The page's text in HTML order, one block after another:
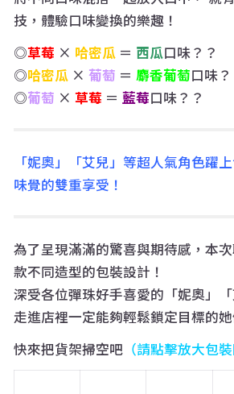
技，體驗口味變換的樂趣！
◎草莓 × 哈密瓜＝ 西瓜口味？？
◎哈密瓜× 葡萄 ＝ 麝香葡萄口味？
◎葡萄 × 草莓 ＝ 藍莓口味？？
「妮奧」「艾兒」等超人氣角色躍
味覺的雙重享受！
為了呈現滿滿的驚喜與期待感，本
款不同造型的包裝設計！
深受各位彈珠好手喜愛的「妮奧」
走進店裡一定能夠輕鬆鎖定目標的她
快來把貨架掃空吧（請點擊放大包裝